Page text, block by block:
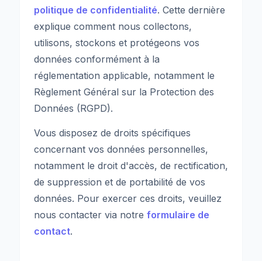
politique de confidentialité. Cette dernière
explique comment nous collectons,
utilisons, stockons et protégeons vos
données conformément à la
réglementation applicable, notamment le
Règlement Général sur la Protection des
Données (RGPD).
Vous disposez de droits spécifiques
concernant vos données personnelles,
notamment le droit d'accès, de rectification,
de suppression et de portabilité de vos
données. Pour exercer ces droits, veuillez
nous contacter via notre formulaire de
contact.